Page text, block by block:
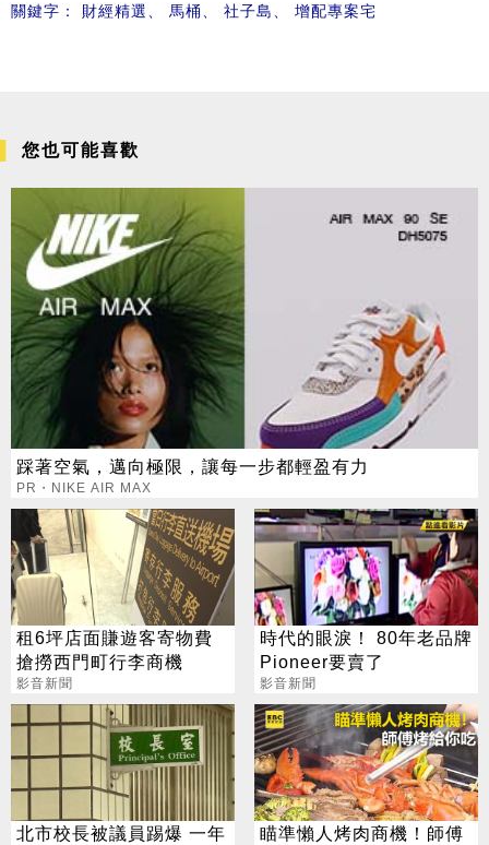
關鍵字： 財經精選 馬桶 社子島 增配專案宅
您也可能喜歡
踩著空氣，邁向極限，讓每一步都輕盈有力
PR・NIKE AIR MAX
租6坪店面賺遊客寄物費
搶撈西門町行李商機
影音新聞
時代的眼淚！ 80年老品牌
Pioneer要賣了
影音新聞
北市校長被議員踢爆 一年
瞄準懶人烤肉商機！師傅